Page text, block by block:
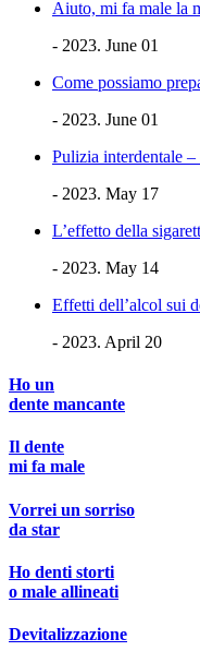
Aiuto, mi fa male la
- 2023. June 01
Come possiamo
- 2023. June 01
Pulizia interdentale
- 2023. May 17
L’effetto della
- 2023. May 14
Effetti dell’alcol sui
- 2023. April 20
Ho un
dente mancante
Il dente
mi fa male
Vorrei un sorriso
da star
Ho denti storti
o male allineati
Devitalizzazione